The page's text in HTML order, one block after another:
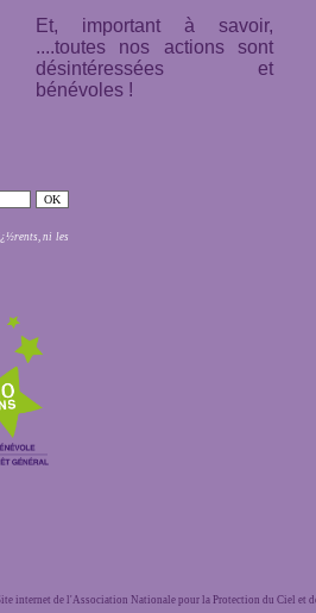
Et, important à savoir,
....toutes nos actions sont
désintéressées et
bénévoles !
ni les
Nationale pour la Protection du Ciel et de